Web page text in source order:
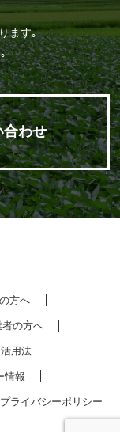
ます｡
合わせ
方へ
者の方へ
用法
情報
プライバシーポリシー